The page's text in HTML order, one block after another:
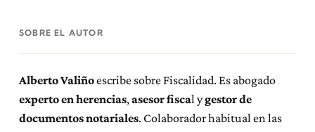
SOBRE EL AUTOR
Alberto Valiñoescribe sobre Fiscalidad. Es abogado
experto en herencias,asesor fiscal ygestor de
documentos notariales. Colaborador habitual en las